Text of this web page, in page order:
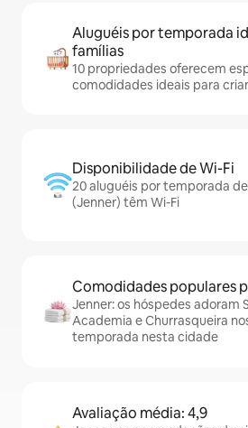
Aluguéis por temporada
famílias
10 propriedades oferecem
comodidades ideais para
Disponibilidade de Wi-Fi
20 aluguéis por temporada
(Jenner) têm Wi-Fi
Comodidades populares
Jenner: os hóspedes adoram
Academia e Churrasqueira
temporada nesta cidade
Avaliação média: 4,9